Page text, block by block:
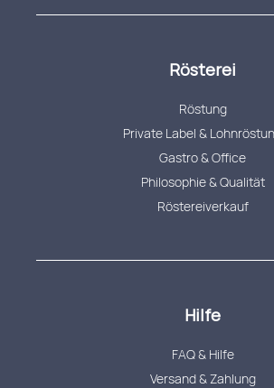
Rösterei
Röstung
Private Label &
Gastro & Office
Philosophie & Qualität
Röstereiverkauf
Hilfe
FAQ & Hilfe
Versand & Zahlung